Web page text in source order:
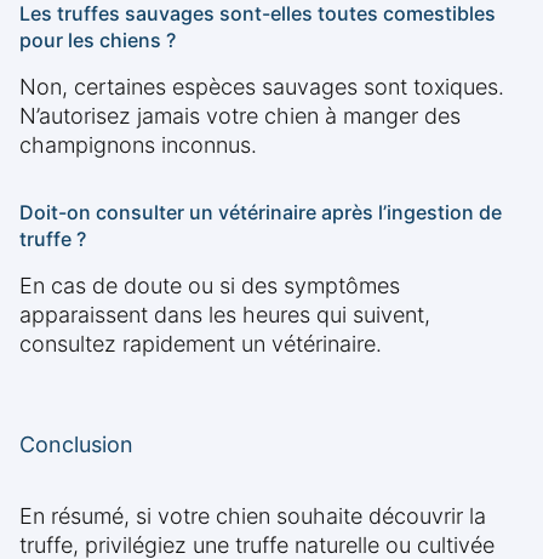
Les truffes sauvages sont-elles toutes comestibles
pour les chiens ?
Non, certaines espèces sauvages sont toxiques.
N’autorisez jamais votre chien à manger des
champignons inconnus.
Doit-on consulter un vétérinaire après l’ingestion de
truffe ?
En cas de doute ou si des symptômes
apparaissent dans les heures qui suivent,
consultez rapidement un vétérinaire.
Conclusion
En résumé, si votre chien souhaite découvrir la
truffe, privilégiez une truffe naturelle ou cultivée